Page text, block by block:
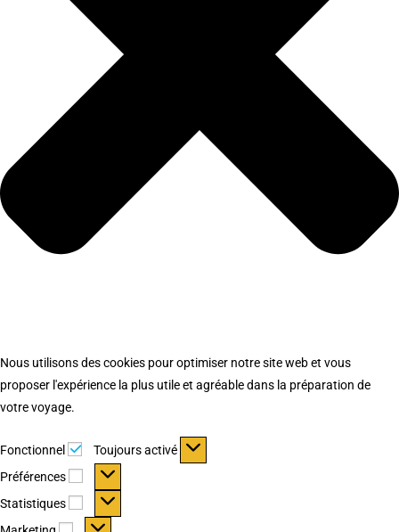
Nous utilisons des cookies pour optimiser notre site web et vous
proposer l'expérience la plus utile et agréable dans la préparation de
votre voyage.
Fonctionnel Fonctionnel
Toujours activé
Préférences
Préférences
Statistiques Statistiques
Marketing